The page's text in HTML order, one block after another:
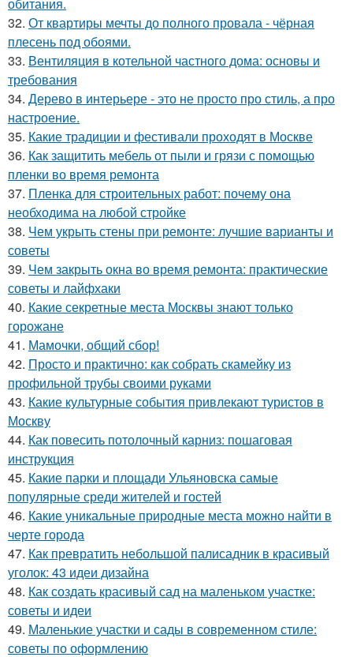
32. От квартиры мечты до полного провала - чёрная
плесень под обоями.
33. Вентиляция в котельной частного дома: основы и
требования
34. Дерево в интерьере - это не просто про стиль, а про
настроение.
35. Какие традиции и фестивали проходят в Москве
36. Как защитить мебель от пыли и грязи с помощью
пленки во время ремонта
37. Пленка для строительных работ: почему она
необходима на любой стройке
38. Чем укрыть стены при ремонте: лучшие варианты и
советы
39. Чем закрыть окна во время ремонта: практические
советы и лайфхаки
40. Какие секретные места Москвы знают только
горожане
41. Мамочки, общий сбор!
42. Просто и практично: как собрать скамейку из
профильной трубы своими руками
43. Какие культурные события привлекают туристов в
Москву
44. Как повесить потолочный карниз: пошаговая
инструкция
45. Какие парки и площади Ульяновска самые
популярные среди жителей и гостей
46. Какие уникальные природные места можно найти в
черте города
47. Как превратить небольшой палисадник в красивый
уголок: 43 идеи дизайна
48. Как создать красивый сад на маленьком участке:
советы и идеи
49. Маленькие участки и сады в современном стиле:
советы по оформлению